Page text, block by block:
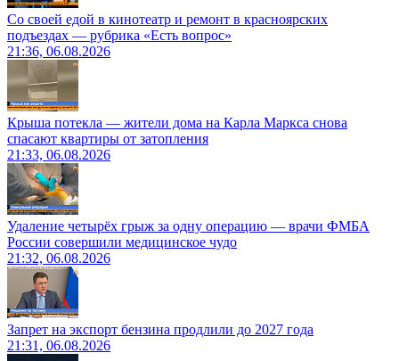
Со своей едой в кинотеатр и ремонт в красноярских
подъездах — рубрика «Есть вопрос»
21:36, 06.08.2026
Крыша потекла — жители дома на Карла Маркса снова
спасают квартиры от затопления
21:33, 06.08.2026
Удаление четырёх грыж за одну операцию — врачи ФМБА
России совершили медицинское чудо
21:32, 06.08.2026
Запрет на экспорт бензина продлили до 2027 года
21:31, 06.08.2026